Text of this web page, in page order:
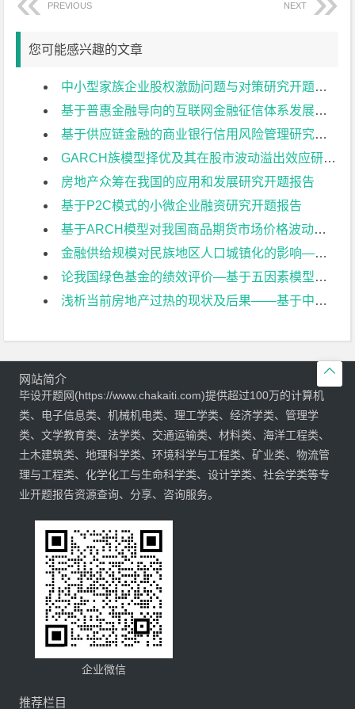
PREVIOUS NEXT
您可能感兴趣的文章
中小型家族企业股权激励问题与对策研究开题报告
基于普惠金融导向的互联网金融征信体系发展研究开题报告
基于供应链金融的商业银行信用风险管理研究开题报告
GARCH族模型择优及其在股市波动溢出效应研究开题报告
房地产众筹在我国的应用和发展研究开题报告
基于P2C模式的小微企业融资研究开题报告
基于ARCH模型对我国商品期货市场价格波动性分析开题报告
金融供给规模对民族地区人口城镇化的影响——以广西为例开题报告
论我国绿色基金的绩效评价—基于五因素模型与夏普指数开题报告
浅析当前房地产过热的现状及后果——基于中日对比的视角开题报告

网站简介
毕设开题网(https://www.chakaiti.com)提供超过100万的计算机
类、电子信息类、机械机电类、理工学类、经济学类、管理学
类、文学教育类、法学类、交通运输类、材料类、海洋工程类、
土木建筑类、地理科学类、环境科学与工程类、矿业类、物流管
理与工程类、化学化工与生命科学类、设计学类、社会学类等专
业开题报告资源查询、分享、咨询服务。
企业微信
推荐栏目